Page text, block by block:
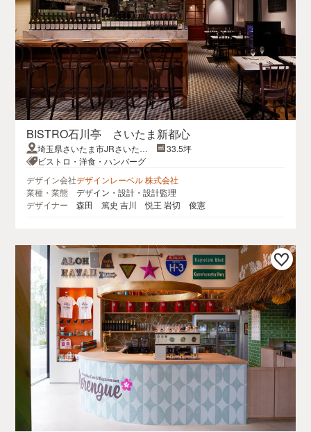
BISTRO石川亭 さいたま新都心
埼玉県さいたま市JRさいたま
新都心ビル
33.5坪
ビストロ・洋食・ハンバーグ
デザイン会社デザインレーベル 株式会社
業種・業態
デザイン・設計・設計監理
デザイナー
森田 篤史 吉川 悦王 岩切 俊憲